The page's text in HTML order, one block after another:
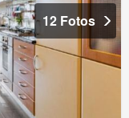
12 Fotos